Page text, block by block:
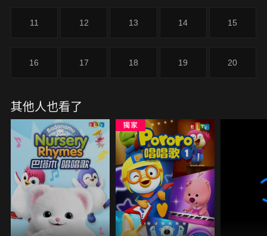
11 12 13 14 15
16 17 18 19 20
其他人也看了